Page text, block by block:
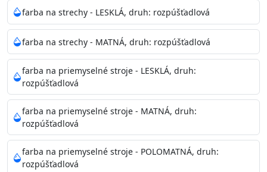
Neaplikujte pri teplote pod 5°C a nad teplotu 35°C alebo
pri relatívnej vlhkosti nad 80%.
Nepoužitá farba vyžaduje špeciálne zaobchádzanie na
bezpečnú likvidáciu.
Riedenie: do 10% vodou, podľa spôsobu aplikácie
Doba schnutia na dotyk
Doba na druhý náter: 3-4 hodiny
Balenie : 750ml, 1l, 3l, 9l, 15l
Výdatnosť na jednu vrstvu
farba na strechy - LESKLÁ, druh: rozpúšťadlová
farba na strechy - MATNÁ, druh: rozpúšťadlová
farba na priemyselné stroje - LESKLÁ, druh:
rozpúšťadlová
farba na priemyselné stroje - MATNÁ, druh:
rozpúšťadlová
farba na priemyselné stroje - POLOMATNÁ, druh:
rozpúšťadlová